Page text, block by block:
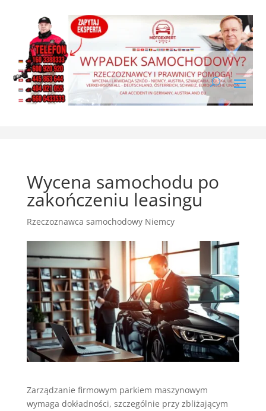
Wycena samochodu po
zakończeniu leasingu
Rzeczoznawca samochodowy Niemcy
Zarządzanie firmowym parkiem maszynowym
wymaga dokładności, szczególnie przy zbliżającym